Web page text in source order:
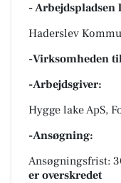
- Arbejdspladsen
Haderslev
-Virksomheden
-Arbejdsgiver:
Hygge lake ApS,
-Ansøgning:
Ansøgningsfrist:
er overskredet